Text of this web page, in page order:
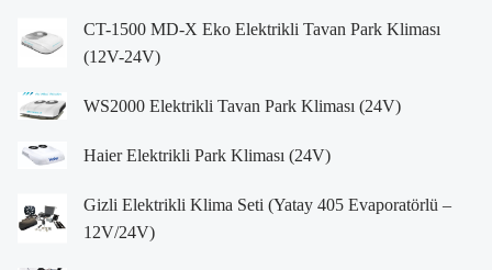
CT-1500 MD-X Eko Elektrikli Tavan Park Kliması
(12V-24V)
WS2000 Elektrikli Tavan Park Kliması (24V)
Haier Elektrikli Park Kliması (24V)
Gizli Elektrikli Klima Seti (Yatay 405 Evaporatörlü –
12V/24V)